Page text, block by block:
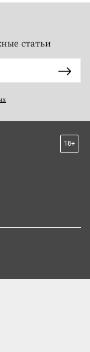
статьи
18+